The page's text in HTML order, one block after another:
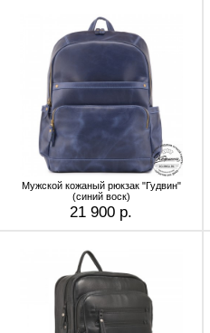
Мужской кожаный рюкзак "Гудвин"
(синий воск)
21 900 р.